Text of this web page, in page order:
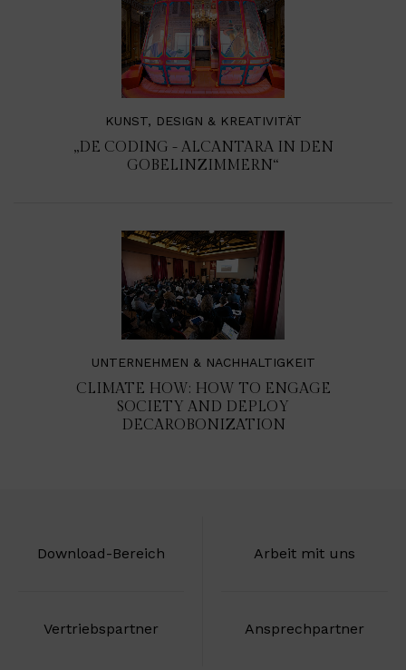
KUNST, DESIGN & KREATIVITÄT
„DE CODING - ALCANTARA IN DEN
GOBELINZIMMERN“
UNTERNEHMEN & NACHHALTIGKEIT
CLIMATE HOW: HOW TO ENGAGE
SOCIETY AND DEPLOY
DECAROBONIZATION
Download-Bereich Arbeit mit uns
Vertriebspartner Ansprechpartner